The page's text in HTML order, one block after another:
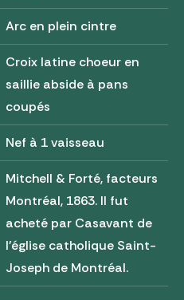
Arc en plein cintre
Croix latine choeur en
saillie abside à pans
coupés
Nef à 1 vaisseau
Mitchell & Forté, facteurs
Montréal, 1863. Il fut
acheté par Casavant de
l'église catholique Saint-
Joseph de Montréal.